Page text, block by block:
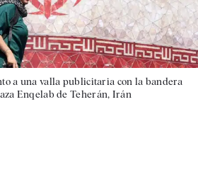
a una valla publicitaria con la bandera
Enqelab de Teherán, Irán